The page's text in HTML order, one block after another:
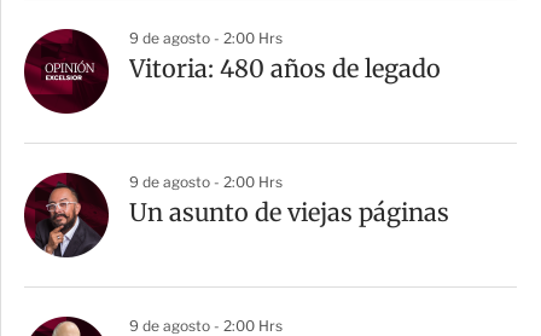
9 de agosto - 2:00 Hrs
Vitoria: 480 años de legado
9 de agosto - 2:00 Hrs
Un asunto de viejas páginas
9 de agosto - 2:00 Hrs